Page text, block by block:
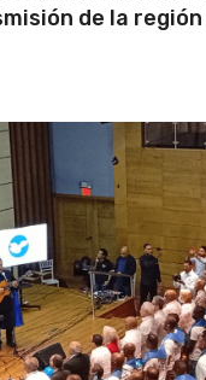
de la región